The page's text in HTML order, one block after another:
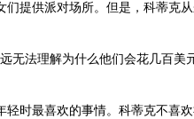
们提供派对场所。但是，科蒂克
法理解为什么他们会花几百美
最喜欢的事情。科蒂克不喜